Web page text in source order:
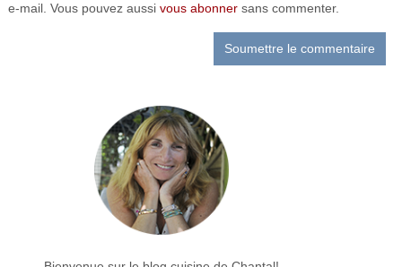
e-mail. Vous pouvez aussi vous abonnersans commenter.